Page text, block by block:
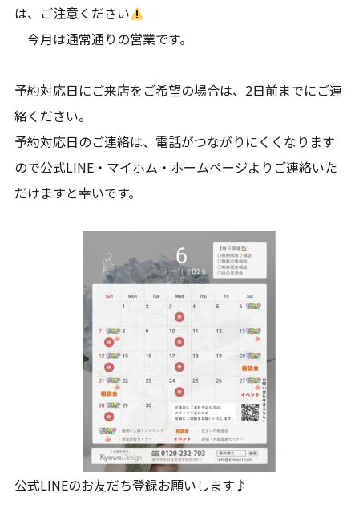
は、ご注意ください
今月は通常通りの営業です。
予約対応日にご来店をご希望の場合は、2日前までにご連
絡ください。
予約対応日のご連絡は、電話がつながりにくくなります
ので公式LINE・マイホム・ホームページよりご連絡いた
だけますと幸いです。
公式LINEのお友だち登録お願いします♪